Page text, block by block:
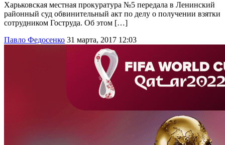
Харьковская местная прокуратура №5 передала в Ленинский
районный суд обвинительный акт по делу о получении взятки
сотрудником Гоструда. Об этом […]
Павло Федосенко 31 марта, 2017 12:03